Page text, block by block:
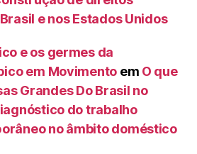
e nos Estados Unidos
e os germes da
em Movimento em O que
Grandes Do Brasil no
do trabalho
no âmbito doméstico